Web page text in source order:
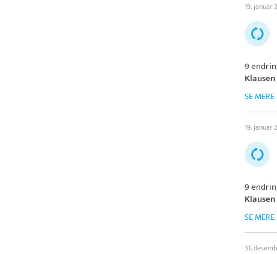
19. januar
9
Klausen
SE MERE
19. januar
9
Klausen
SE MERE
31.